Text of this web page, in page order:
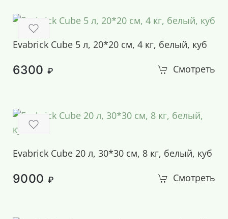
Evabrick Cube 5 л, 20*20 см, 4 кг, белый, куб
6300 ₽ Смотреть
Evabrick Cube 20 л, 30*30 см, 8 кг, белый, куб
9000 ₽ Смотреть